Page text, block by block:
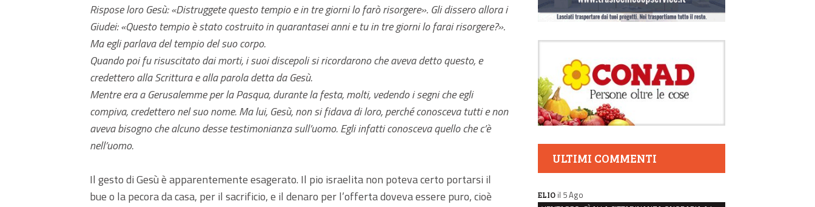
Rispose loro Gesù: «Distruggete questo tempio e in tre giorni lo farò risorgere». Gli dissero allora i
Giudei: «Questo tempio è stato costruito in quarantasei anni e tu in tre giorni lo farai risorgere?».
Ma egli parlava del tempio del suo corpo.
Quando poi fu risuscitato dai morti, i suoi discepoli si ricordarono che aveva detto questo, e
credettero alla Scrittura e alla parola detta da Gesù.
Mentre era a Gerusalemme per la Pasqua, durante la festa, molti, vedendo i segni che egli
compiva, credettero nel suo nome. Ma lui, Gesù, non si fidava di loro, perché conosceva tutti e non
aveva bisogno che alcuno desse testimonianza sull’uomo. Egli infatti conosceva quello che c’è
nell’uomo.
Il gesto di Gesù è apparentemente esagerato. Il pio israelita non poteva certo portarsi il
bue o la pecora da casa, per il sacrificio, e il denaro per l’offerta doveva essere puro, cioè
ULTIMI COMMENTI
ELIO il 5 Ago